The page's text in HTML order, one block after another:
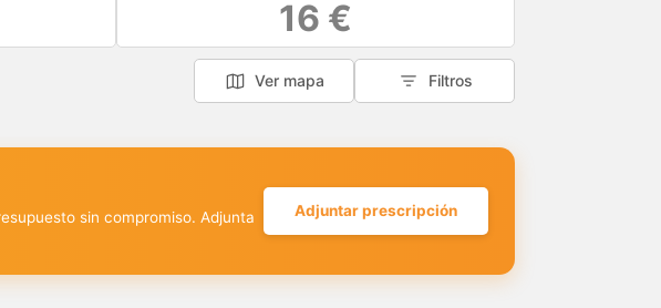
16 €
Ver mapa Filtros
sin compromiso. Adjunta
Adjuntar prescripción